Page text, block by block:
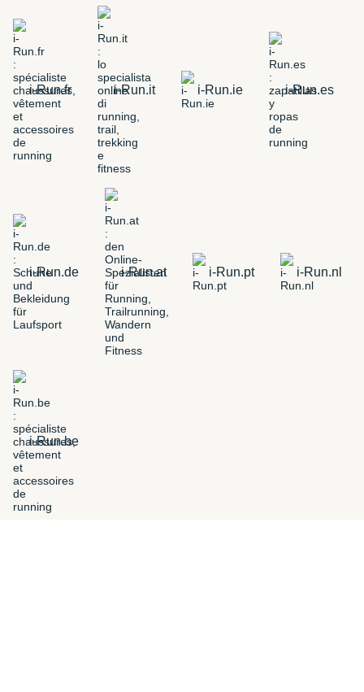
i-Run.fr i-Run.it i-Run.ie i-Run.es
i-Run.de i-Run.at i-Run.pt i-Run.nl
i-Run.be